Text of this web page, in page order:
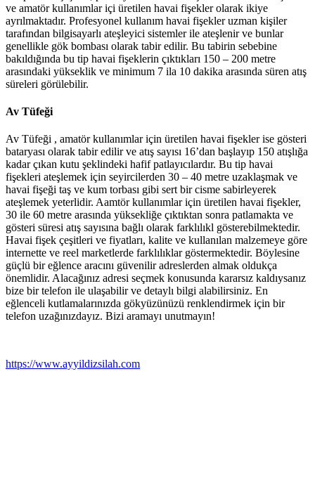
ve amatör kullanımlar içi üretilen havai fişekler olarak ikiye
ayrılmaktadır. Profesyonel kullanım havai fişekler uzman kişiler
tarafından bilgisayarlı ateşleyici sistemler ile ateşlenir ve bunlar
genellikle gök bombası olarak tabir edilir. Bu tabirin sebebine
bakıldığında bu tip havai fişeklerin çıktıkları 150 – 200 metre
arasındaki yükseklik ve minimum 7 ila 10 dakika arasında süren atış
süreleri görülebilir.
Av Tüfeği
Av Tüfeği , amatör kullanımlar için üretilen havai fişekler ise gösteri
bataryası olarak tabir edilir ve atış sayısı 16’dan başlayıp 150 atışlığa
kadar çıkan kutu şeklindeki hafif patlayıcılardır. Bu tip havai
fişekleri ateşlemek için seyircilerden 30 – 40 metre uzaklaşmak ve
havai fişeği taş ve kum torbası gibi sert bir cisme sabirleyerek
ateşlemek yeterlidir. Aamtör kullanımlar için üretilen havai fişekler,
30 ile 60 metre arasında yüksekliğe çıktıktan sonra patlamakta ve
gösteri süresi atış sayısına bağlı olarak farklılıkl gösterebilmektedir.
Havai fişek çeşitleri ve fiyatları, kalite ve kullanılan malzemeye göre
internette ve reel marketlerde farklılıklar göstermektedir. Böylesine
güçlü bir eğlence aracını güvenilir adreslerden almak oldukça
önemlidir. Alacağınız adresi seçmek konusunda kararsız kaldıysanız
bize bir telefon ile ulaşabilir ve detaylı bilgi alabilirsiniz. En
eğlenceli kutlamalarınızda gökyüzünüzü renklendirmek için bir
telefon uzağınızdayız. Bizi aramayı unutmayın!
https://www.ayyildizsilah.com